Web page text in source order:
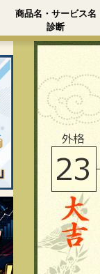
商品名・サービス名
診断